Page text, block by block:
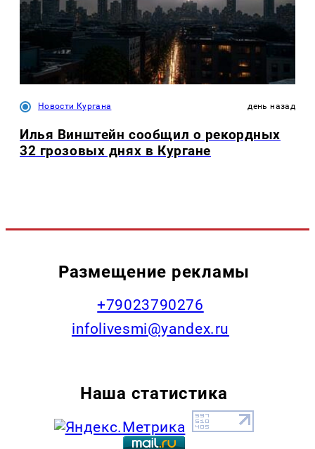
Новости Кургана день назад
Илья Винштейн сообщил о рекордных
32 грозовых днях в Кургане
Размещение рекламы
+79023790276
infolivesmi@yandex.ru
Наша статистика